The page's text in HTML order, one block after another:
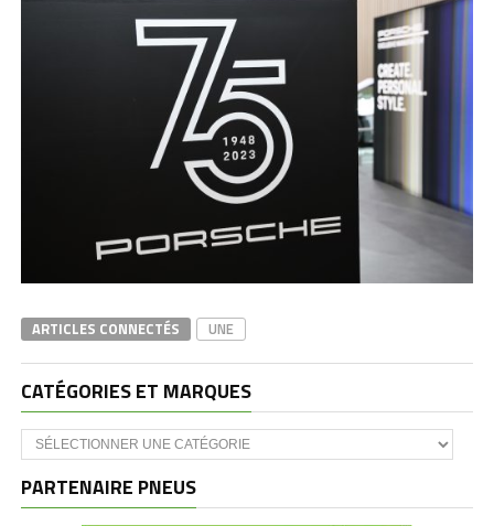
ARTICLES CONNECTÉS UNE
CATÉGORIES ET MARQUES
Catégories
et
PARTENAIRE PNEUS